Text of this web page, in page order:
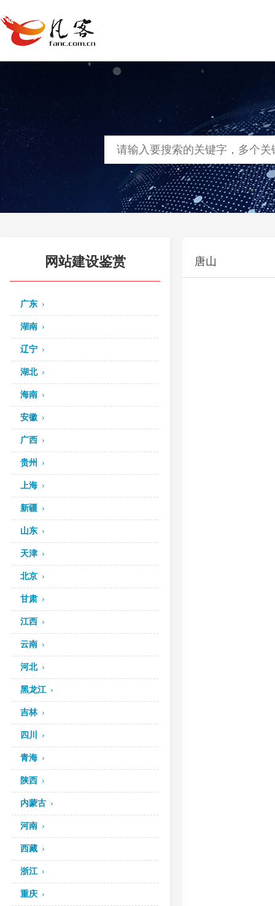
网站建设 软件定制
网站建设鉴赏
广东
湖南
辽宁
湖北
海南
安徽
广西
贵州
上海
新疆
山东
天津
北京
甘肃
江西
云南
河北
黑龙江
吉林
四川
青海
陕西
内蒙古
河南
西藏
浙江
重庆
唐山